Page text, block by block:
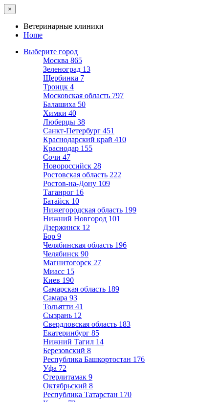
×
Ветеринарные клиники
Home
Выберите город
Москва 865
Зеленоград 13
Щербинка 7
Троицк 4
Московская область 797
Балашиха 50
Химки 40
Люберцы 38
Санкт-Петербург 451
Краснодарский край 410
Краснодар 155
Сочи 47
Новороссийск 28
Ростовская область 222
Ростов-на-Дону 109
Таганрог 16
Батайск 10
Нижегородская область 199
Нижний Новгород 101
Дзержинск 12
Бор 9
Челябинская область 196
Челябинск 90
Магнитогорск 27
Миасс 15
Киев 190
Самарская область 189
Самара 93
Тольятти 41
Сызрань 12
Свердловская область 183
Екатеринбург 85
Нижний Тагил 14
Березовский 8
Республика Башкортостан 176
Уфа 72
Стерлитамак 9
Октябрьский 8
Республика Татарстан 170